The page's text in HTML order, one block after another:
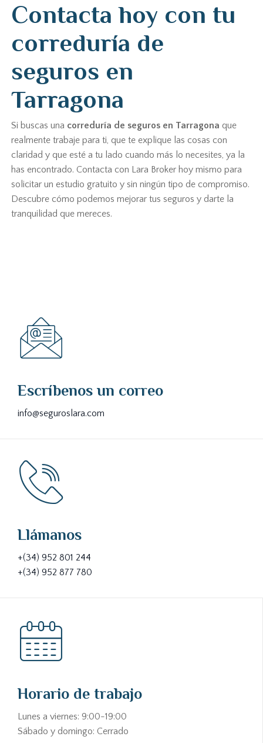
Contacta hoy con tu
correduría de
seguros en
Tarragona
Si buscas una correduría de seguros en Tarragona que
realmente trabaje para ti, que te explique las cosas con
claridad y que esté a tu lado cuando más lo necesites, ya la
has encontrado. Contacta con Lara Broker hoy mismo para
solicitar un estudio gratuito y sin ningún tipo de compromiso.
Descubre cómo podemos mejorar tus seguros y darte la
tranquilidad que mereces.
Escríbenos un correo
info@seguroslara.com
Llámanos
+(34) 952 801 244
+(34) 952 877 780
Horario de trabajo
Lunes a viernes: 9:00-19:00
Sábado y domingo: Cerrado